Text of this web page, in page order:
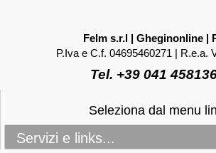
Felm s.r.l | Gheginonline |
P.Iva e C.f. 04695460271 | R.e.a.
Tel. +39 041
Seleziona dal menu